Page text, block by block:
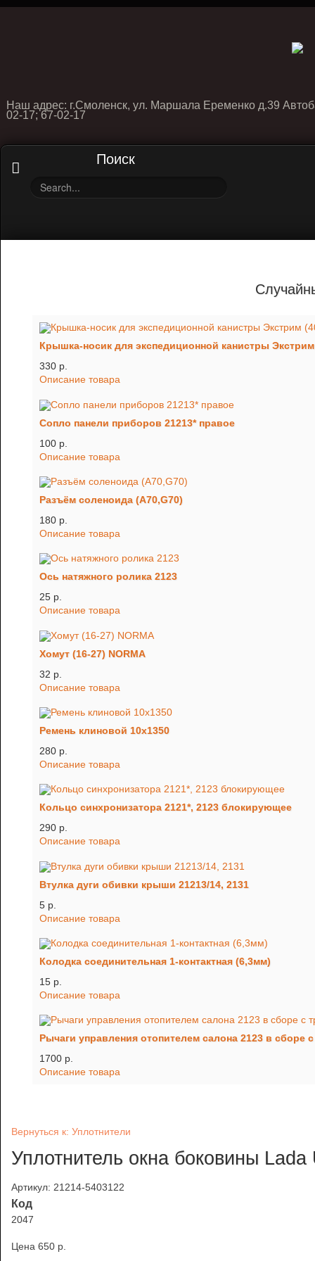
Наш адрес: г.Смоленск, ул. Маршала Еременко д.39
02-17; 67-02-17
Поиск
Крышка-носик для экспедиционной канистры
330 p.
Описание товара
Сопло панели приборов 21213* правое
100 p.
Описание товара
Разъём соленоида (A70,G70)
180 p.
Описание товара
Ось натяжного ролика 2123
25 p.
Описание товара
Хомут (16-27) NORMA
32 p.
Описание товара
Ремень клиновой 10х1350
280 p.
Описание товара
Кольцо синхронизатора 2121*, 2123 блокирующее
290 p.
Описание товара
Втулка дуги обивки крыши 21213/14, 2131
5 p.
Описание товара
Колодка соединительная 1-контактная (6,3мм)
15 p.
Описание товара
Рычаги управления отопителем салона 2123 в сборе
1700 p.
Описание товара
Вернуться к: Уплотнители
Уплотнитель окна боковины Lada
Артикул: 21214-5403122
Код
2047
Цена 650 p.